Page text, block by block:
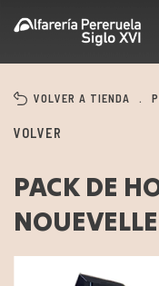
VOLVER A TIENDA .
VOLVER
PACK DE